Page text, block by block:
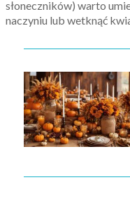
słoneczników) warto
naczyniu lub wetknąć